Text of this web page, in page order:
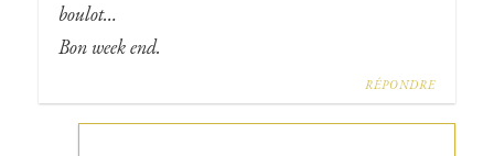
boulot…
Bon week end.
RÉPONDRE